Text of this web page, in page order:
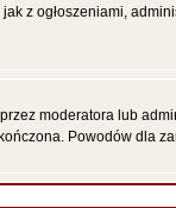
z ogłoszeniami,
moderatora lub
Powodów dla